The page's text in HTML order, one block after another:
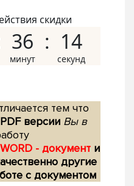
скидки
36 14
тем что
версии Вы в
- документ и
другие
с документом